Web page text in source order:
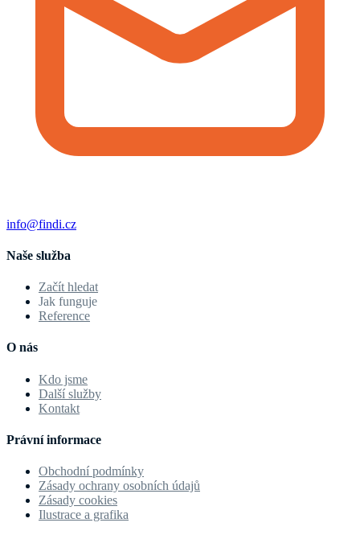
info@findi.cz
Naše služba
Začít hledat
Jak funguje
Reference
O nás
Kdo jsme
Další služby
Kontakt
Právní informace
Obchodní podmínky
Zásady ochrany osobních údajů
Zásady cookies
Ilustrace a grafika